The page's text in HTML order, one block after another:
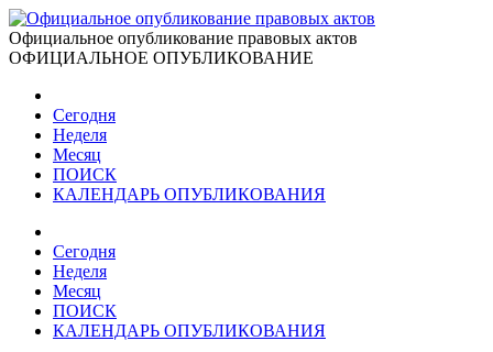
Официальное опубликование правовых актов
ОФИЦИАЛЬНОЕ ОПУБЛИКОВАНИЕ
Сегодня
Неделя
Месяц
ПОИСК
КАЛЕНДАРЬ ОПУБЛИКОВАНИЯ
Сегодня
Неделя
Месяц
ПОИСК
КАЛЕНДАРЬ ОПУБЛИКОВАНИЯ